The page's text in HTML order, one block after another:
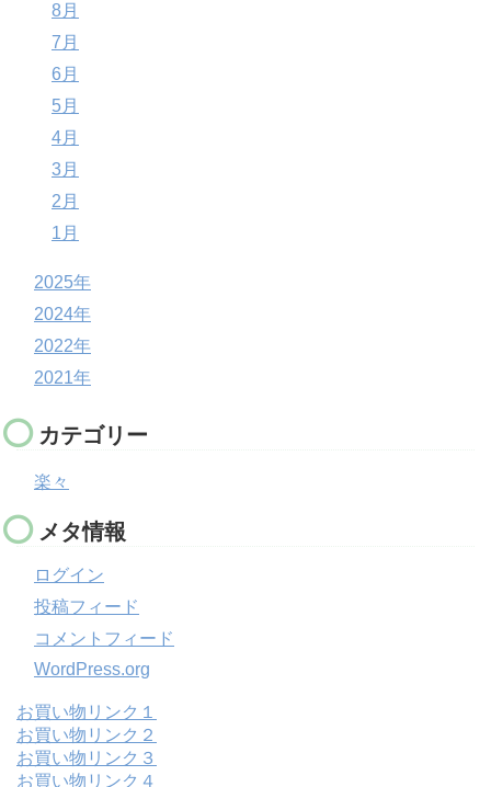
8月
7月
6月
5月
4月
3月
2月
1月
2025年
2024年
2022年
2021年
カテゴリー
楽々
メタ情報
ログイン
投稿フィード
コメントフィード
WordPress.org
お買い物リンク１
お買い物リンク２
お買い物リンク３
お買い物リンク４